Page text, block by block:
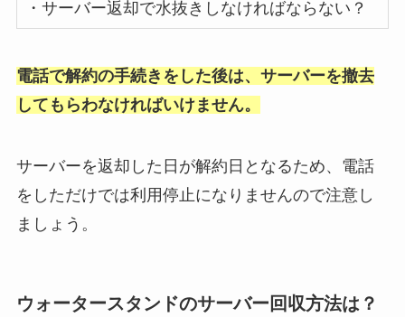
・サーバー返却で水抜きしなければならない？
電話で解約の手続きをした後は、サーバーを撤去
してもらわなければいけません。
サーバーを返却した日が解約日となるため、電話
をしただけでは利用停止になりませんので注意し
ましょう。
ウォータースタンドのサーバー回収方法は？